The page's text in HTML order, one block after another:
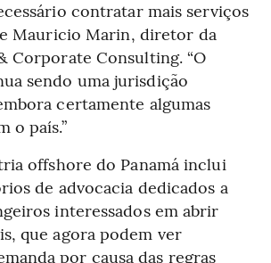
contratar mais serviços
Mauricio Marin, diretor da
Corporate Consulting. “O
sendo uma jurisdição
certamente algumas
o país.”
offshore do Panamá inclui
de advocacia dedicados a
interessados em abrir
que agora podem ver
por causa das regras